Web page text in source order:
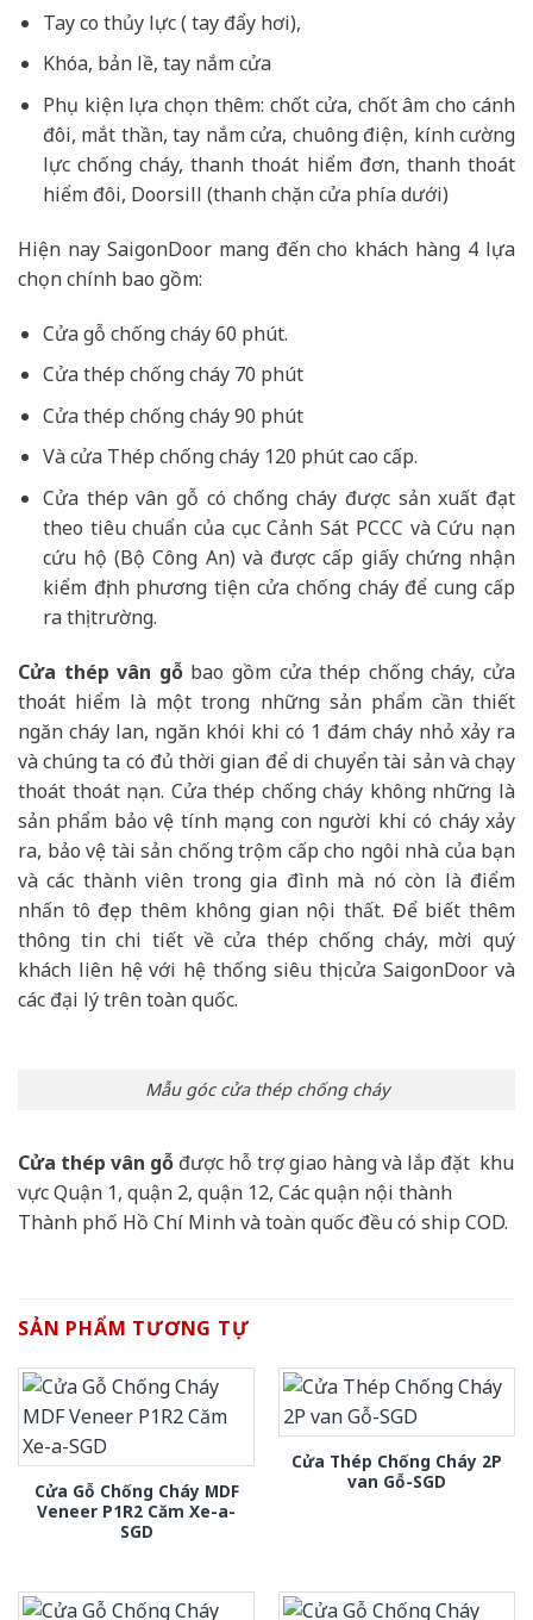
Tay co thủy lực ( tay đẩy hơi),
Khóa, bản lề, tay nắm cửa
Phụ kiện lựa chọn thêm: chốt cửa, chốt âm cho cánh
đôi, mắt thần, tay nắm cửa, chuông điện, kính cường
lực chống cháy, thanh thoát hiểm đơn, thanh thoát
hiểm đôi, Doorsill (thanh chặn cửa phía dưới)
Hiện nay SaigonDoor mang đến cho khách hàng 4 lựa
chọn chính bao gồm:
Cửa gỗ chống cháy 60 phút.
Cửa thép chống cháy 70 phút
Cửa thép chống cháy 90 phút
Và cửa Thép chống cháy 120 phút cao cấp.
Cửa thép vân gỗ có chống cháy được sản xuất đạt
theo tiêu chuẩn của cục Cảnh Sát PCCC và Cứu nạn
cứu hộ (Bộ Công An) và được cấp giấy chứng nhận
kiểm định phương tiện cửa chống cháy để cung cấp
ra thị trường.
Cửa thép vân gỗbao gồm cửa thép chống cháy, cửa
thoát hiểm là một trong những sản phẩm cần thiết
ngăn cháy lan, ngăn khói khi có 1 đám cháy nhỏ xảy ra
và chúng ta có đủ thời gian để di chuyển tài sản và chạy
thoát thoát nạn. Cửa thép chống cháy không những là
sản phẩm bảo vệ tính mạng con người khi có cháy xảy
ra, bảo vệ tài sản chống trộm cấp cho ngôi nhà của bạn
và các thành viên trong gia đình mà nó còn là điểm
nhấn tô đẹp thêm không gian nội thất. Để biết thêm
thông tin chi tiết về cửa thép chống cháy, mời quý
khách liên hệ với hệ thống siêu thị cửa SaigonDoor và
các đại lý trên toàn quốc.
Mẫu góc cửa thép chống cháy
Cửa thép vân gỗ được hỗ trợ giao hàng và lắp đặt khu
vực Quận 1, quận 2, quận 12, Các quận nội thành
Thành phố Hồ Chí Minh và toàn quốc đều có ship COD.
SẢN PHẨM TƯƠNG TỰ
Cửa Gỗ Chống Cháy MDF
Veneer P1R2 Căm Xe-a-
SGD
Cửa Thép Chống Cháy 2P
van Gỗ-SGD